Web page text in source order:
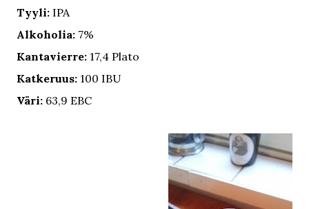
Tyyli: IPA
Alkoholia: 7%
Kantavierre: 17,4 Plato
Katkeruus: 100 IBU
Väri: 63,9 EBC